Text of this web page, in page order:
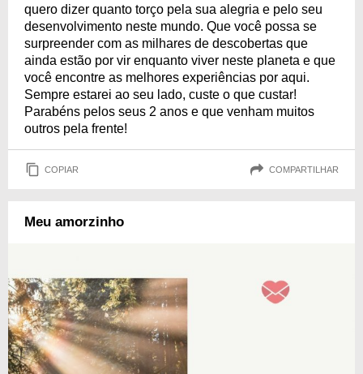
quero dizer quanto torço pela sua alegria e pelo seu
desenvolvimento neste mundo. Que você possa se
surpreender com as milhares de descobertas que
ainda estão por vir enquanto viver neste planeta e que
você encontre as melhores experiências por aqui.
Sempre estarei ao seu lado, custe o que custar!
Parabéns pelos seus 2 anos e que venham muitos
outros pela frente!
COPIAR COMPARTILHAR
Meu amorzinho